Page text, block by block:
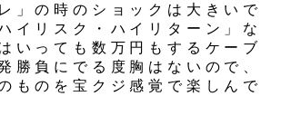
」の時のショックは大きいで
イリスク・ハイリターン」な
いっても数万円もするケーブ
勝負にでる度胸はないので、
ものを宝クジ感覚で楽しんで